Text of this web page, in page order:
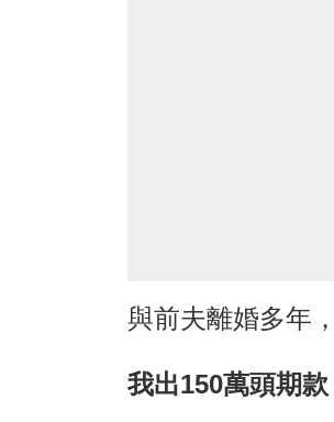
與前夫離婚多年
我出150萬頭期